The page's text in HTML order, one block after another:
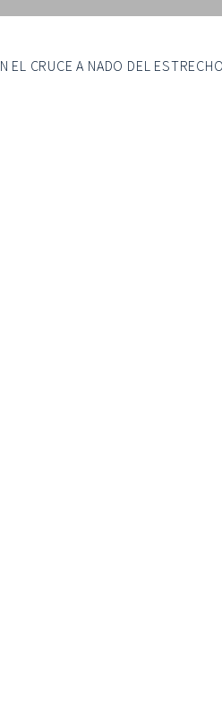
EL CRUCE A NADO DEL